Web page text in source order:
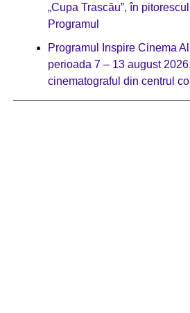
„Cupa Trascău”, în
Programul
Programul Inspire Cinema
perioada 7 – 13 august
cinematograful din centrul